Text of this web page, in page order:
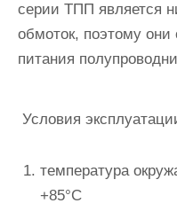
серии ТПП является
обмоток, поэтому
питания
Условия
температура
+85°С